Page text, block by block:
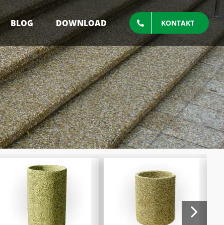
BLOG DOWNLOAD KONTAKT